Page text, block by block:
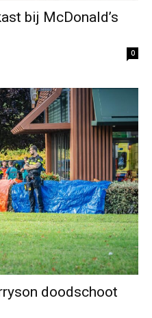
bij McDonald’s
0
doodschoot